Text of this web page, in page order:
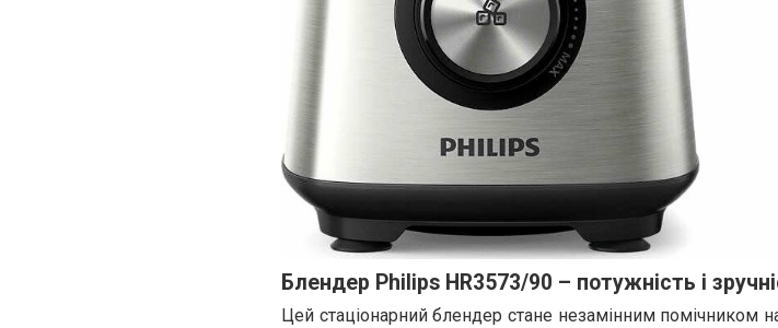
Блендер Philips HR3573/90 – потужність і
Цей стаціонарний блендер стане незамінним помічником